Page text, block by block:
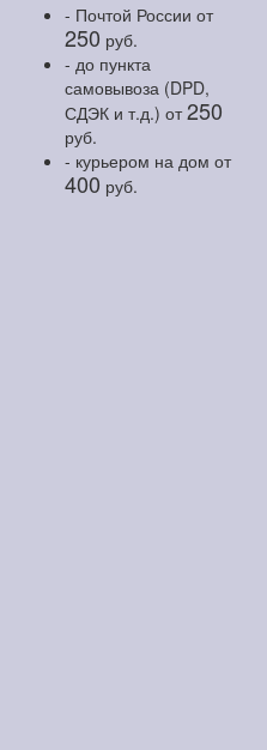
- Почтой России от
250 руб.
- до пункта
самовывоза (DPD,
СДЭК и т.д.) от250
руб.
- курьером на дом от
400 руб.